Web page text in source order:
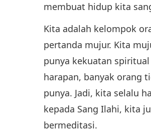
membuat hidup kita
Kita adalah kelompok
pertanda mujur. Kita
punya kekuatan
harapan, banyak orang
punya. Jadi, kita selalu
kepada Sang Ilahi, kita
bermeditasi.